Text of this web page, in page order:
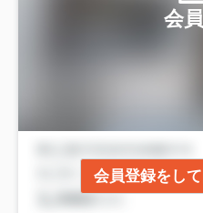
会
会員登録をし